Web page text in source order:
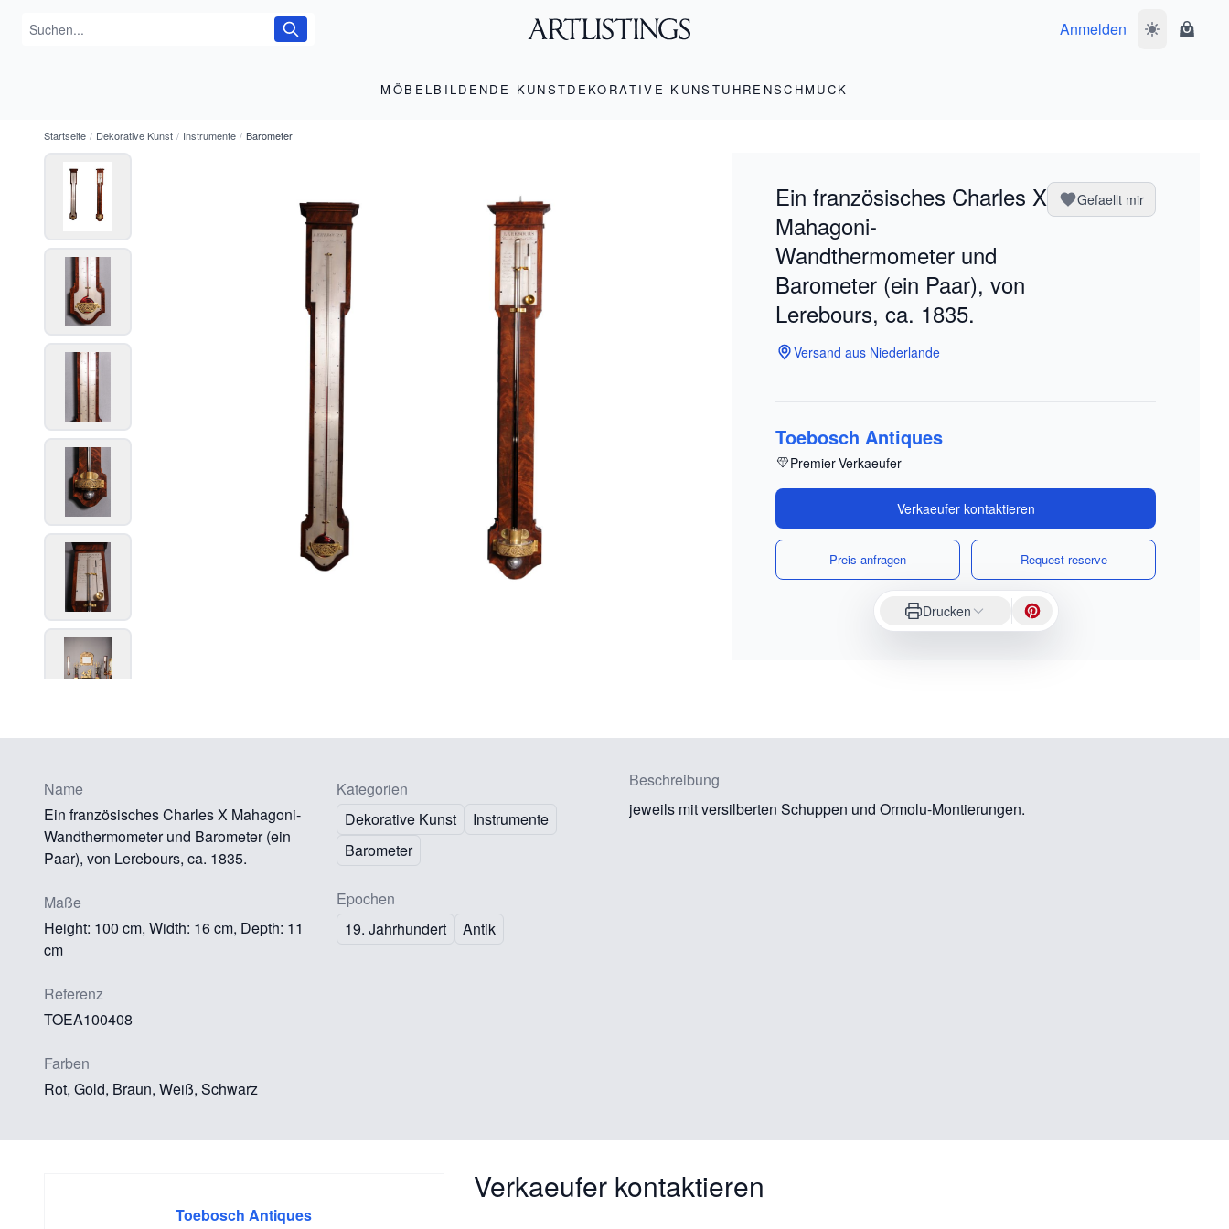
Anmelden
MÖBELBILDENDE KUNSTDEKORATIVE KUNSTUHRENSCHMUCK
Startseite / Dekorative Kunst / Instrumente / Barometer
Ein französisches Charles X
Mahagoni-
Wandthermometer und
Barometer (ein Paar), von
Lerebours, ca. 1835.
Gefaellt mir
Versand aus Niederlande
Toebosch Antiques
Premier-Verkaeufer
Verkaeufer kontaktieren
Preis anfragen Request reserve
Drucken
Name
Ein französisches Charles X Mahagoni-
Wandthermometer und Barometer (ein
Paar), von Lerebours, ca. 1835.
Maße
Height: 100 cm, Width: 16 cm, Depth: 11
cm
Referenz
TOEA100408
Farben
Rot, Gold, Braun, Weiß, Schwarz
Kategorien
Dekorative Kunst
Instrumente
Barometer
Epochen
19. Jahrhundert
Antik
Beschreibung
jeweils mit versilberten Schuppen und Ormolu-Montierungen.
Toebosch Antiques
Verkaeufer kontaktieren